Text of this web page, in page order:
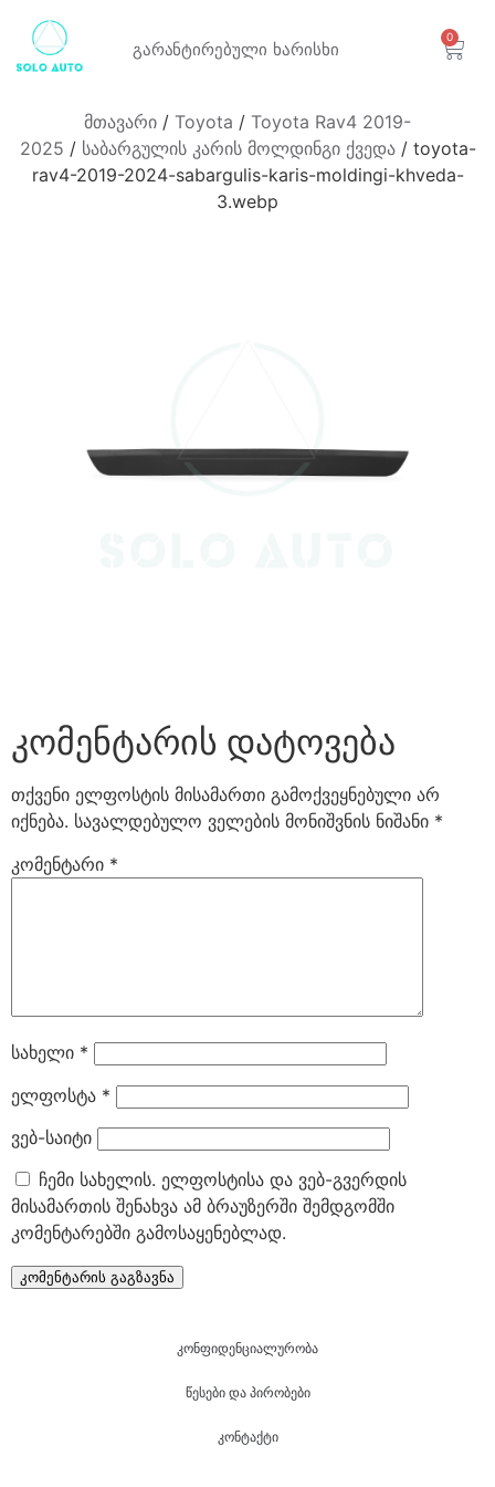
გარანტირებული ხარისხი
0
მთავარი / Toyota / Toyota Rav4 2019-
2025 / საბარგულის კარის მოლდინგი ქვედა/ toyota-
rav4-2019-2024-sabargulis-karis-moldingi-khveda-
3.webp
კომენტარის დატოვება
თქვენი ელფოსტის მისამართი გამოქვეყნებული არ
იქნება. სავალდებულო ველების მონიშვნის ნიშანი *
კომენტარი *
სახელი *
ელფოსტა *
ვებ-საიტი
ჩემი სახელის. ელფოსტისა და ვებ-გვერდის
მისამართის შენახვა ამ ბრაუზერში შემდგომში
კომენტარებში გამოსაყენებლად.
კონფიდენციალურობა
წესები და პირობები
კონტაქტი